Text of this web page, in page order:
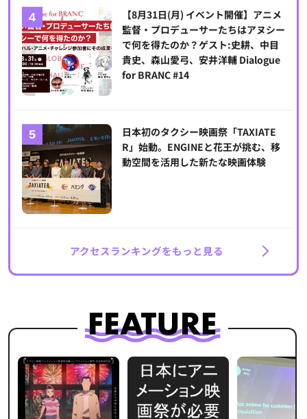
【8月31日(月) イベント開催】アニメ
監督・プロデューサーたちはアヌシー
で何を得たのか？ゲスト:史耕、中目
貴史、森山愛弓、安井洋輔 Dialogue
for BRANC #14
日本初のタクシー映画祭「TAXIATE
R」始動。ENGINEと花王が挑む、移
動空間を活用した新たな映画体験
アクセスランキングをもっと見る